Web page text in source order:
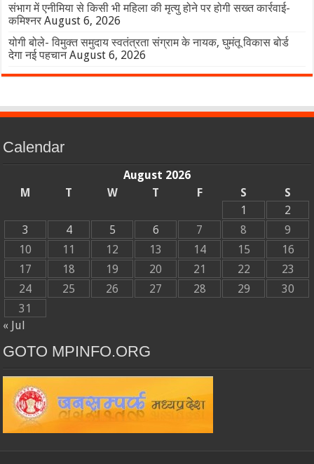
संभाग में एनीमिया से किसी भी महिला की मृत्यु होने पर होगी सख्त कार्रवाई-
कमिश्नर August 6, 2026
योगी बोले- विमुक्त समुदाय स्वतंत्रता संग्राम के नायक, घुमंतू विकास बोर्ड
देगा नई पहचान August 6, 2026
Calendar
August 2026
M
T W T F S
S
1
2
3
4 5 6 7 8
9
10
11 12 13 14 15
16
17
18 19 20 21 22
23
24
25 26 27 28 29
30
31
« Jul
GOTO MPINFO.ORG